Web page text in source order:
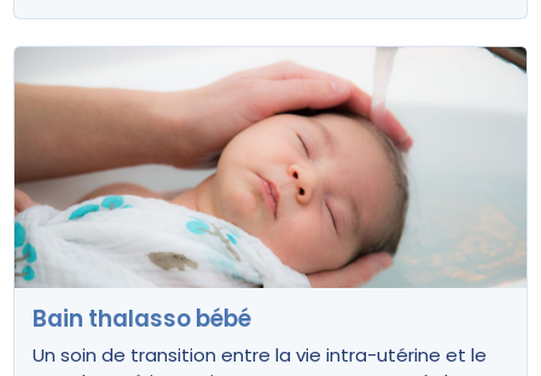
Bain thalasso bébé
Un soin de transition entre la vie intra-utérine et le